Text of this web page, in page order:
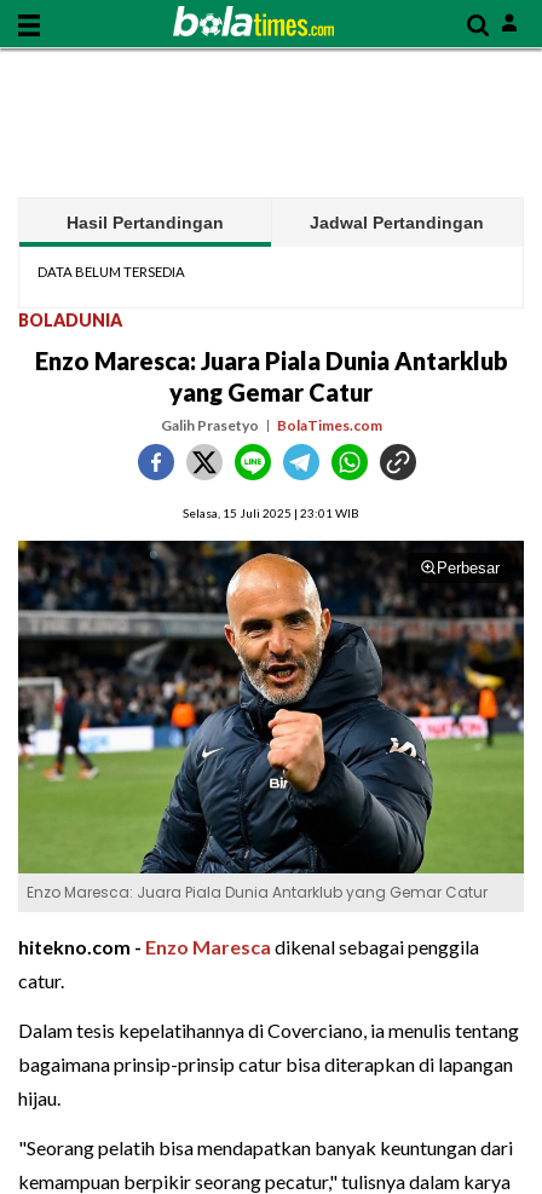
Hasil Pertandingan Jadwal Pertandingan
DATA BELUM TERSEDIA
BOLADUNIA
Enzo Maresca: Juara Piala Dunia Antarklub
yang Gemar Catur
Galih Prasetyo BolaTimes.com
Selasa, 15 Juli 2025 | 23:01 WIB
Perbesar
Enzo Maresca: Juara Piala Dunia Antarklub yang Gemar Catur
hitekno.com - Enzo Maresca dikenal sebagai penggila
catur.
Dalam tesis kepelatihannya di Coverciano, ia menulis tentang
bagaimana prinsip-prinsip catur bisa diterapkan di lapangan
hijau.
"Seorang pelatih bisa mendapatkan banyak keuntungan dari
kemampuan berpikir seorang pecatur," tulisnya dalam karya